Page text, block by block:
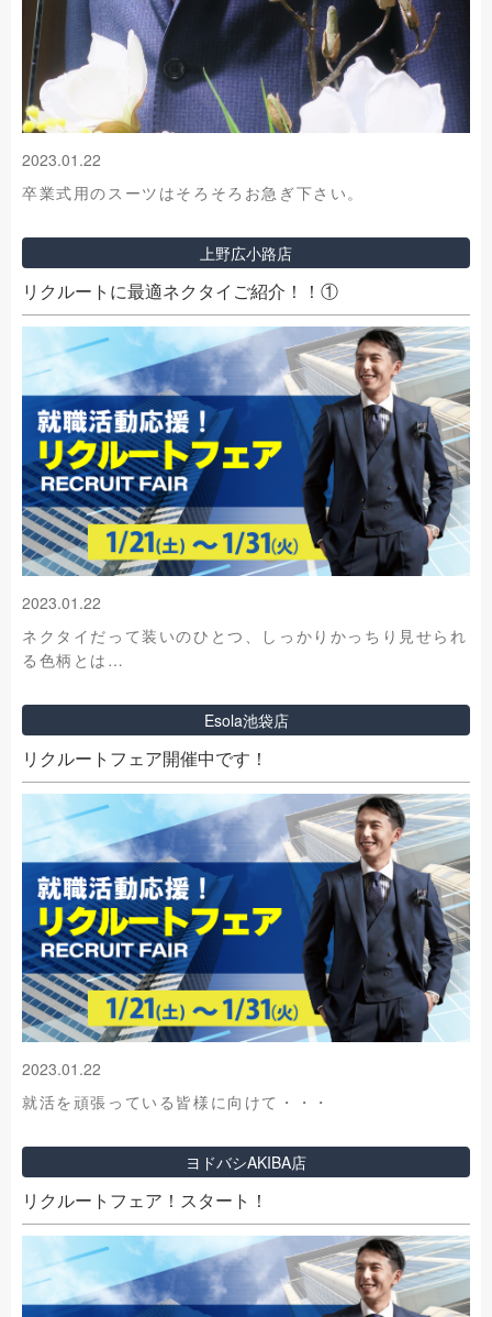
2023.01.22
卒業式用のスーツはそろそろお急ぎ下さい。
上野広小路店
リクルートに最適ネクタイご紹介！！①
2023.01.22
ネクタイだって装いのひとつ、しっかりかっちり見せられ
る色柄とは…
Esola池袋店
リクルートフェア開催中です！
2023.01.22
就活を頑張っている皆様に向けて・・・
ヨドバシAKIBA店
リクルートフェア！スタート！